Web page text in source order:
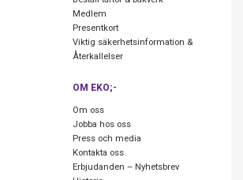
Medlem
Presentkort
Viktig säkerhetsinformation &
Återkallelser
OM EKO;-
Om oss
Jobba hos oss
Press och media
Kontakta oss
Erbjudanden – Nyhetsbrev